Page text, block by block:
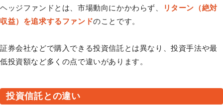
ヘッジファンドとは、市場動向にかかわらず、
リターン（絶対
収益）を追求するファンドのことです。
証券会社などで購入できる投資信託とは異なり、投資手法や最
低投資額など多くの点で違いがあります。
投資信託との違い